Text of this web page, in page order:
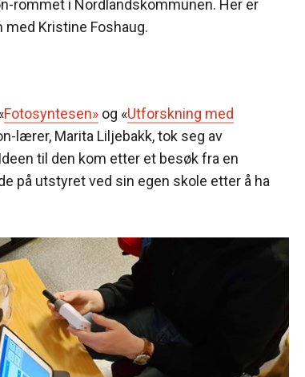
rommet i Nordlandskommunen. Her er
Kristine Foshaug.
Fotosyntesen» og «Utforskning med
lærer, Marita Liljebakk, tok seg av
til den kom etter et besøk fra en
på utstyret ved sin egen skole etter å ha